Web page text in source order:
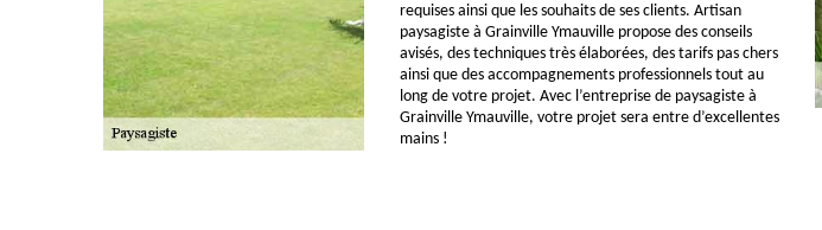
requises ainsi que les souhaits de ses clients. Artisan
paysagiste à Grainville Ymauville propose des conseils
avisés, des techniques très élaborées, des tarifs pas chers
ainsi que des accompagnements professionnels tout au
long de votre projet. Avec l’entreprise de paysagiste à
Grainville Ymauville, votre projet sera entre d’excellentes
mains !